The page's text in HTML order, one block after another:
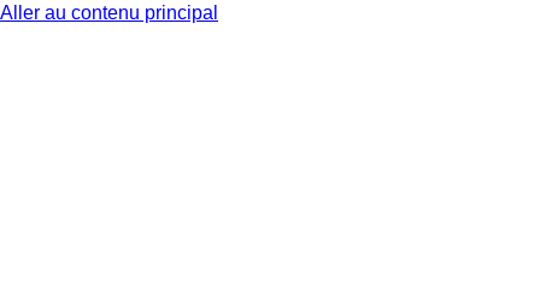
Aller au contenu principal